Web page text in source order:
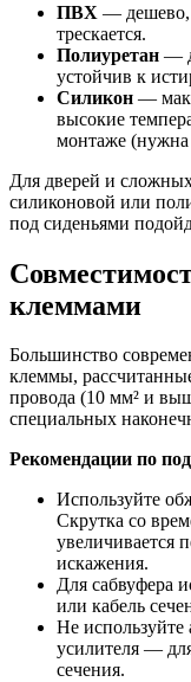
ПВХ — дешево,
трескается.
Полиуретан —
устойчив к
Силикон —
высокие
монтаже (нужна
Для дверей и
силиконовой или
под сиденьями
клеммами
Большинство
клеммы,
провода (10 мм² и
специальных
Рекомендации по
Используйте
Скрутка со
увеличивается
искажения.
Для сабвуфера
или кабель
Не используйте
усилителя —
сечения.